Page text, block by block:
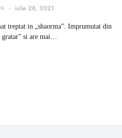
iulie 28, 2021
treptat in „shaorma”. Imprumutat din
gratar” si are mai…